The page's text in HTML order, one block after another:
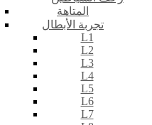
المتاهة
تجربة الأبطال
L1
L2
L3
L4
L5
L6
L7